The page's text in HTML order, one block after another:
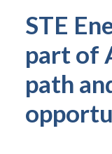
STE
part of
path